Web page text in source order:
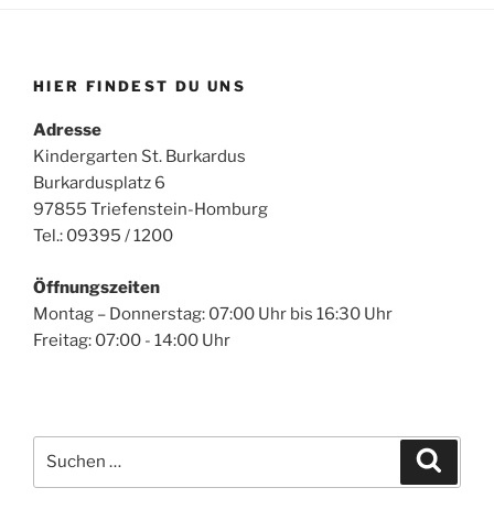
HIER FINDEST DU UNS
Adresse
Kindergarten St. Burkardus
Burkardusplatz 6
97855 Triefenstein-Homburg
Tel.: 09395 / 1200
Öffnungszeiten
Montag – Donnerstag: 07:00 Uhr bis 16:30 Uhr
Freitag: 07:00 - 14:00 Uhr
nach: